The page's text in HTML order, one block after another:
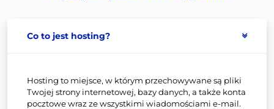
Co to jest hosting?
Hosting to miejsce, w którym przechowywane są pliki
Twojej strony internetowej, bazy danych, a także konta
pocztowe wraz ze wszystkimi wiadomościami e-mail.